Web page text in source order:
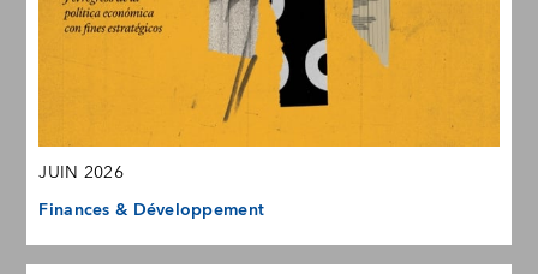
JUIN 2026
Finances & Développement